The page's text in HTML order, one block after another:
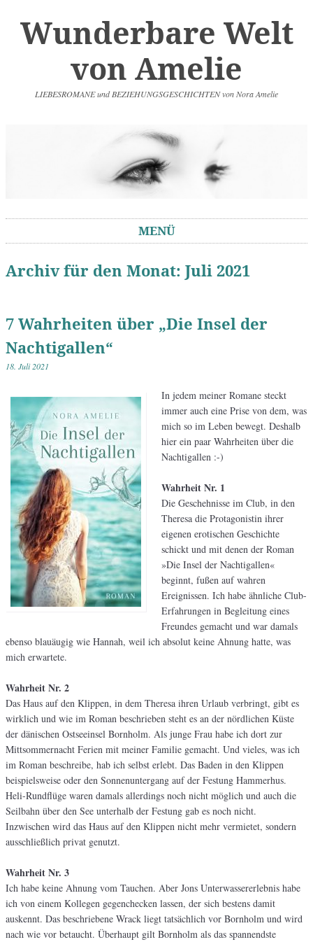
Wunderbare Welt
von Amelie
LIEBESROMANE und BEZIEHUNGSGESCHICHTEN von Nora Amelie
MENÜ
Archiv für den Monat: Juli 2021
7 Wahrheiten über „Die Insel der
Nachtigallen“
18. Juli 2021
In jedem meiner Romane steckt
immer auch eine Prise von dem, was
mich so im Leben bewegt. Deshalb
hier ein paar Wahrheiten über die
Nachtigallen :-)
Wahrheit Nr. 1
Die Geschehnisse im Club, in den
Theresa die Protagonistin ihrer
eigenen erotischen Geschichte
schickt und mit denen der Roman
»Die Insel der Nachtigallen«
beginnt, fußen auf wahren
Ereignissen. Ich habe ähnliche Club-
Erfahrungen in Begleitung eines
Freundes gemacht und war damals
ebenso blauäugig wie Hannah, weil ich absolut keine Ahnung hatte, was
mich erwartete.
Wahrheit Nr. 2
Das Haus auf den Klippen, in dem Theresa ihren Urlaub verbringt, gibt es
wirklich und wie im Roman beschrieben steht es an der nördlichen Küste
der dänischen Ostseeinsel Bornholm. Als junge Frau habe ich dort zur
Mittsommernacht Ferien mit meiner Familie gemacht. Und vieles, was ich
im Roman beschreibe, hab ich selbst erlebt. Das Baden in den Klippen
beispielsweise oder den Sonnenuntergang auf der Festung Hammerhus.
Heli-Rundflüge waren damals allerdings noch nicht möglich und auch die
Seilbahn über den See unterhalb der Festung gab es noch nicht.
Inzwischen wird das Haus auf den Klippen nicht mehr vermietet, sondern
ausschließlich privat genutzt.
Wahrheit Nr. 3
Ich habe keine Ahnung vom Tauchen. Aber Jons Unterwassererlebnis habe
ich von einem Kollegen gegenchecken lassen, der sich bestens damit
auskennt. Das beschriebene Wrack liegt tatsächlich vor Bornholm und wird
nach wie vor betaucht. Überhaupt gilt Bornholm als das spannendste